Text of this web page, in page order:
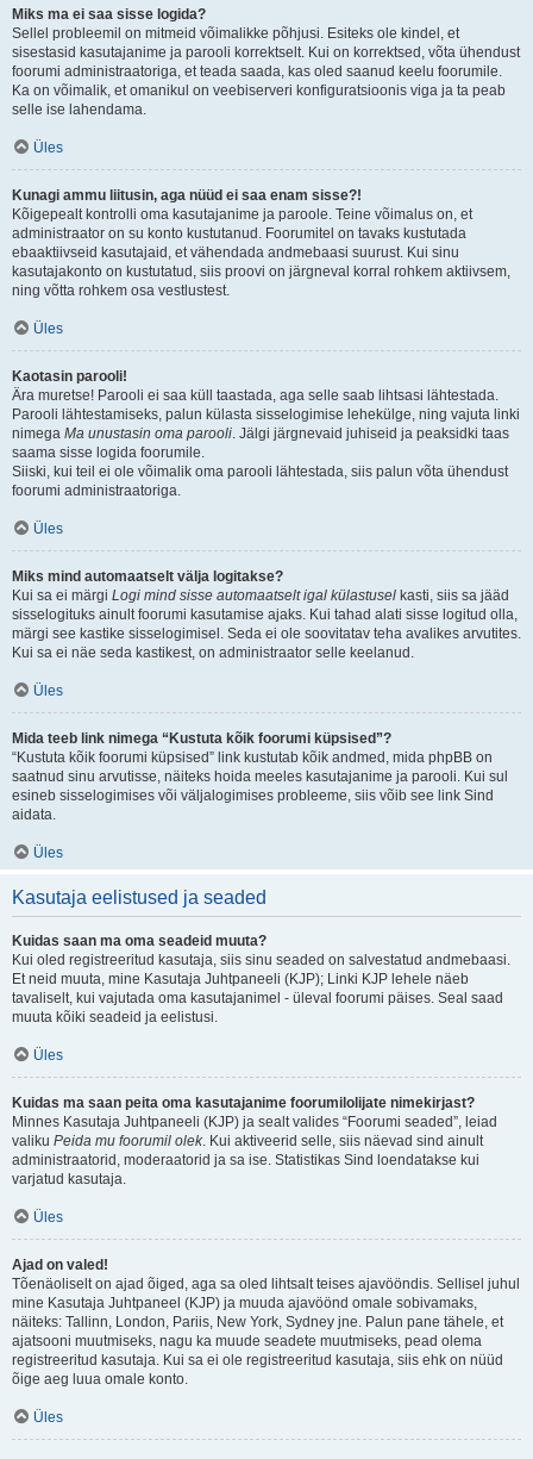
Miks ma ei saa sisse logida?
Sellel probleemil on mitmeid võimalikke põhjusi. Esiteks ole kindel, et
sisestasid kasutajanime ja parooli korrektselt. Kui on korrektsed, võta ühendust
foorumi administraatoriga, et teada saada, kas oled saanud keelu foorumile.
Ka on võimalik, et omanikul on veebiserveri konfiguratsioonis viga ja ta peab
selle ise lahendama.
Üles
Kunagi ammu liitusin, aga nüüd ei saa enam sisse?!
Kõigepealt kontrolli oma kasutajanime ja paroole. Teine võimalus on, et
administraator on su konto kustutanud. Foorumitel on tavaks kustutada
ebaaktiivseid kasutajaid, et vähendada andmebaasi suurust. Kui sinu
kasutajakonto on kustutatud, siis proovi on järgneval korral rohkem aktiivsem,
ning võtta rohkem osa vestlustest.
Üles
Kaotasin parooli!
Ära muretse! Parooli ei saa küll taastada, aga selle saab lihtsasi lähtestada.
Parooli lähtestamiseks, palun külasta sisselogimise lehekülge, ning vajuta linki
nimega Ma unustasin oma parooli. Jälgi järgnevaid juhiseid ja peaksidki taas
saama sisse logida foorumile.
Siiski, kui teil ei ole võimalik oma parooli lähtestada, siis palun võta ühendust
foorumi administraatoriga.
Üles
Miks mind automaatselt välja logitakse?
Kui sa ei märgi Logi mind sisse automaatselt igal külastusel kasti, siis sa jääd
sisselogituks ainult foorumi kasutamise ajaks. Kui tahad alati sisse logitud olla,
märgi see kastike sisselogimisel. Seda ei ole soovitatav teha avalikes arvutites.
Kui sa ei näe seda kastikest, on administraator selle keelanud.
Üles
Mida teeb link nimega “Kustuta kõik foorumi küpsised”?
“Kustuta kõik foorumi küpsised” link kustutab kõik andmed, mida phpBB on
saatnud sinu arvutisse, näiteks hoida meeles kasutajanime ja parooli. Kui sul
esineb sisselogimises või väljalogimises probleeme, siis võib see link Sind
aidata.
Üles
Kasutaja eelistused ja seaded
Kuidas saan ma oma seadeid muuta?
Kui oled registreeritud kasutaja, siis sinu seaded on salvestatud andmebaasi.
Et neid muuta, mine Kasutaja Juhtpaneeli (KJP); Linki KJP lehele näeb
tavaliselt, kui vajutada oma kasutajanimel - üleval foorumi päises. Seal saad
muuta kõiki seadeid ja eelistusi.
Üles
Kuidas ma saan peita oma kasutajanime foorumilolijate nimekirjast?
Minnes Kasutaja Juhtpaneeli (KJP) ja sealt valides “Foorumi seaded”, leiad
valiku Peida mu foorumil olek. Kui aktiveerid selle, siis näevad sind ainult
administraatorid, moderaatorid ja sa ise. Statistikas Sind loendatakse kui
varjatud kasutaja.
Üles
Ajad on valed!
Tõenäoliselt on ajad õiged, aga sa oled lihtsalt teises ajavööndis. Sellisel juhul
mine Kasutaja Juhtpaneel (KJP) ja muuda ajavöönd omale sobivamaks,
näiteks: Tallinn, London, Pariis, New York, Sydney jne. Palun pane tähele, et
ajatsooni muutmiseks, nagu ka muude seadete muutmiseks, pead olema
registreeritud kasutaja. Kui sa ei ole registreeritud kasutaja, siis ehk on nüüd
õige aeg luua omale konto.
Üles